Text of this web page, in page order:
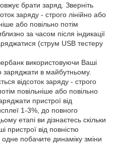
брати заряд. Зверніть
заряду - строго лінійно або
або повільно потім
за часом після індикації
(струм USB тестеру
використовуючи Ваші
заряджати в майбутньому.
відсоток заряду - строго
повільніше або повільно
пристрої від
1-3%, до повного
етапі ви дізнаєтесь скільки
пристрої від повністю
побачите динаміку зміни